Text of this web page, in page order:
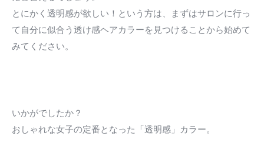
とにかく透明感が欲しい！という方は、まずはサロンに行っ
て自分に似合う透け感ヘアカラーを見つけることから始めて
みてください。
いかがでしたか？
おしゃれな女子の定番となった「透明感」カラー。